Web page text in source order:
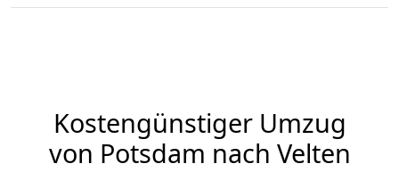
Kostengünstiger Umzug
von Potsdam nach Velten